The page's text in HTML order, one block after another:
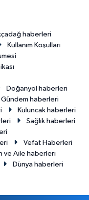
haberleri
Kullanım Koşulları
Doğanyol haberleri
Gündem haberleri
Kuluncak haberleri
Sağlık haberleri
Vefat Haberleri
ve Aile haberleri
Dünya haberleri